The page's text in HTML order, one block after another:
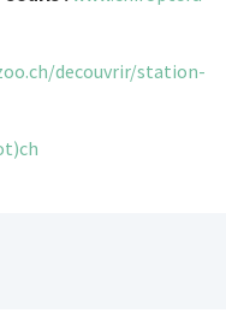
decouvrir/station-